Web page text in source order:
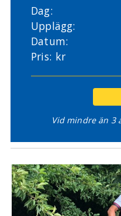
Dag:
Upplägg:
Datum:
Pris: kr
Vid mindre än 3